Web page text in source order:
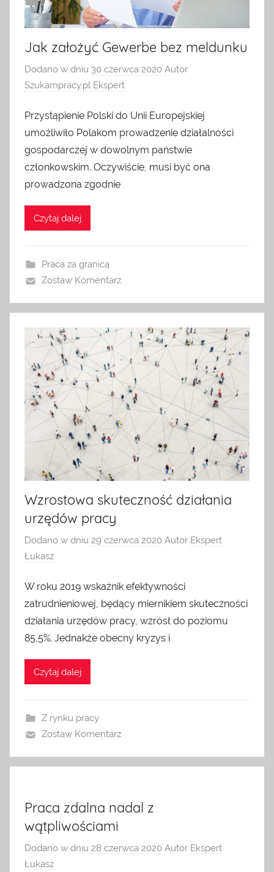
HR
dla
pracodawcy
ogłoszeniami
pracę.
artykuły
pracy,
dziedziny
zarządzania,
ofert
granicą
inne
odwiedzić
Jak założyć Gewerbe bez meldunku
Dodano w dniu 30 czerwca 2020 Autor
Szukampracy.pl Ekspert
Przystąpienie Polski do Unii Europejskiej
umożliwiło Polakom prowadzenie działalności
gospodarczej w dowolnym państwie
członkowskim. Oczywiście, musi być ona
prowadzona zgodnie
Czytaj dalej
Praca za granicą
Zostaw Komentarz
Wzrostowa skuteczność działania
urzędów pracy
Dodano w dniu 29 czerwca 2020 Autor Ekspert
Łukasz
W roku 2019 wskaźnik efektywności
zatrudnieniowej, będący miernikiem skuteczności
działania urzędów pracy, wzrósł do poziomu
85,5%. Jednakże obecny kryzys i
Czytaj dalej
Z rynku pracy
Zostaw Komentarz
Praca zdalna nadal z
wątpliwościami
Dodano w dniu 28 czerwca 2020 Autor Ekspert
Łukasz